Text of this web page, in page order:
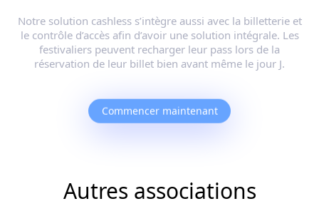
Notre solution cashless s’intègre aussi avec la billetterie et
le contrôle d’accès afin d’avoir une solution intégrale. Les
festivaliers peuvent recharger leur pass lors de la
réservation de leur billet bien avant même le jour J.
Commencer maintenant
Autres associations